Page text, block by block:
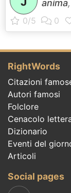
anima,
RightWords
Citazioni
Autori famosi
Folclore
Cenacolo
Dizionario
Eventi del
Articoli
Social pages